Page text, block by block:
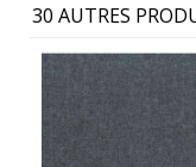
30 AUTRES